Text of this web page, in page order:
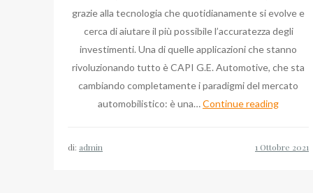
grazie alla tecnologia che quotidianamente si evolve e
cerca di aiutare il più possibile l’accuratezza degli
investimenti. Una di quelle applicazioni che stanno
rivoluzionando tutto è CAPI G.E. Automotive, che sta
cambiando completamente i paradigmi del mercato
automobilistico: è una…Continue readingQuei
di: admin